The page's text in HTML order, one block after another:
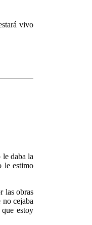
vivo
daba la
le estimo
las obras
cejaba
estoy